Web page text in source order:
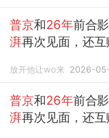
普京和26年前合
湃再次见面，还互
放开他让wo来 2026-
普京和26年前合
湃再次见面，还